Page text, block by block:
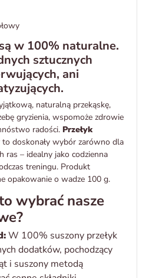
w 100% naturalne.
sztucznych
ani
naturalną przekąskę,
gryzienia, wspomoże zdrowie
radości. Przełyk
to doskonały wybór zarówno dla
ras – idealny jako codzienna
treningu. Produkt
opakowanie o wadze 100 g.
wybrać nasze
W 100% suszony przełyk
dodatków, pochodzący
i suszony metodą